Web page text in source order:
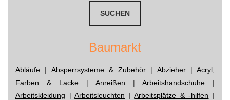
Baumarkt
Abläufe | Absperrsysteme & Zubehör | Abzieher| Acryl,
Farben & Lacke | Anreißen | Arbeitshandschuhe |
Arbeitskleidung |Arbeitsleuchten |Arbeitsplätze & -hilfen |